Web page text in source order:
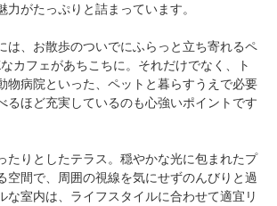
力がたっぷりと詰まっています。
は、お散歩のついでにふらっと立ち寄れるペ
カフェがあちこちに。それだけでなく、ト
物病院といった、ペットと暮らすうえで必要
るほど充実しているのも心強いポイントです
たりとしたテラス。穏やかな光に包まれたプ
空間で、周囲の視線を気にせずのんびりと過
な室内は、ライフスタイルに合わせて適宜リ